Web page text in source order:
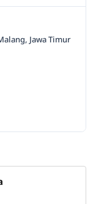
Jawa Timur